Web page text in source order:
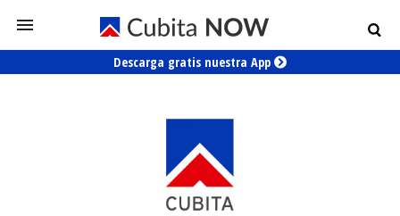
Descarga gratis nuestra App